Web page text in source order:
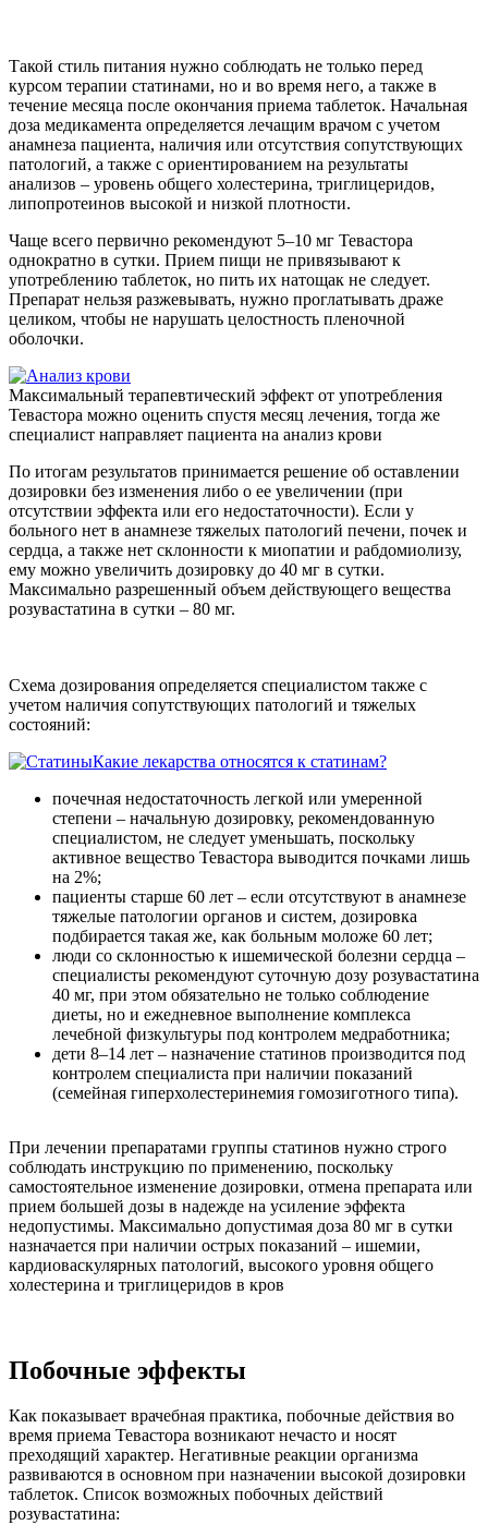
Такой стиль питания нужно соблюдать не только перед
курсом терапии статинами, но и во время него, а также в
течение месяца после окончания приема таблеток. Начальная
доза медикамента определяется лечащим врачом с учетом
анамнеза пациента, наличия или отсутствия сопутствующих
патологий, а также с ориентированием на результаты
анализов – уровень общего холестерина, триглицеридов,
липопротеинов высокой и низкой плотности.
Чаще всего первично рекомендуют 5–10 мг Тевастора
однократно в сутки. Прием пищи не привязывают к
употреблению таблеток, но пить их натощак не следует.
Препарат нельзя разжевывать, нужно проглатывать драже
целиком, чтобы не нарушать целостность пленочной
оболочки.
Максимальный терапевтический эффект от употребления
Тевастора можно оценить спустя месяц лечения, тогда же
специалист направляет пациента на анализ крови
По итогам результатов принимается решение об оставлении
дозировки без изменения либо о ее увеличении (при
отсутствии эффекта или его недостаточности). Если у
больного нет в анамнезе тяжелых патологий печени, почек и
сердца, а также нет склонности к миопатии и рабдомиолизу,
ему можно увеличить дозировку до 40 мг в сутки.
Максимально разрешенный объем действующего вещества
розувастатина в сутки – 80 мг.
Схема дозирования определяется специалистом также с
учетом наличия сопутствующих патологий и тяжелых
состояний:
Какие лекарства относятся к статинам?
почечная недостаточность легкой или умеренной
степени – начальную дозировку, рекомендованную
специалистом, не следует уменьшать, поскольку
активное вещество Тевастора выводится почками лишь
на 2%;
пациенты старше 60 лет – если отсутствуют в анамнезе
тяжелые патологии органов и систем, дозировка
подбирается такая же, как больным моложе 60 лет;
люди со склонностью к ишемической болезни сердца –
специалисты рекомендуют суточную дозу розувастатина
40 мг, при этом обязательно не только соблюдение
диеты, но и ежедневное выполнение комплекса
лечебной физкультуры под контролем медработника;
дети 8–14 лет – назначение статинов производится под
контролем специалиста при наличии показаний
(семейная гиперхолестеринемия гомозиготного типа).
При лечении препаратами группы статинов нужно строго
соблюдать инструкцию по применению, поскольку
самостоятельное изменение дозировки, отмена препарата или
прием большей дозы в надежде на усиление эффекта
недопустимы. Максимально допустимая доза 80 мг в сутки
назначается при наличии острых показаний – ишемии,
кардиоваскулярных патологий, высокого уровня общего
холестерина и триглицеридов в кров
Побочные эффекты
Как показывает врачебная практика, побочные действия во
время приема Тевастора возникают нечасто и носят
преходящий характер. Негативные реакции организма
развиваются в основном при назначении высокой дозировки
таблеток. Список возможных побочных действий
розувастатина: